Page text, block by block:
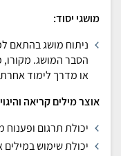
מושגי יסוד:
ניתוח מושג בהתאם
הסבר המושג. מקורו,
או מדרך לימוד
אוצר מילים קריאה
יכולת תרגום
יכולת שימוש במילים